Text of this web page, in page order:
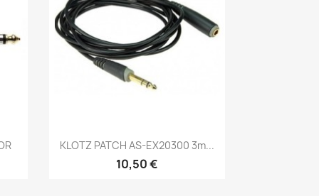
Brzi pregled
KLOTZ PATCH AS-EX20300 3m...
10,50 €